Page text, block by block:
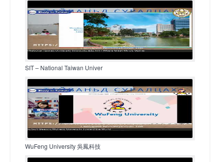
SIT – National Taiwan Univer
WuFeng University 吳鳳科技